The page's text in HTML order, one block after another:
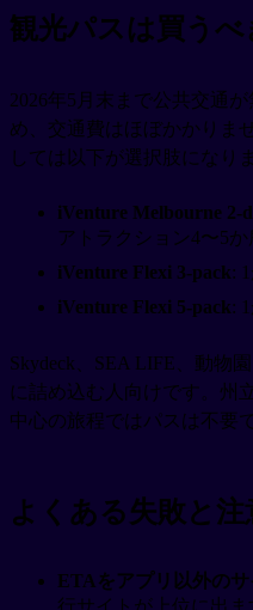
観光パスは買うべ
2026年5月末まで公共交通
め、交通費はほぼかかりま
しては以下が選択肢になり
iVenture Melbourne 2-
アトラクション4〜5
iVenture Flexi 3-pack:
iVenture Flexi 5-pack:
Skydeck、SEA LIFE、動物
に詰め込む人向けです。州
中心の旅程ではパスは不要で
よくある失敗と注
ETAをアプリ以外の
行サイトが上位に出ま